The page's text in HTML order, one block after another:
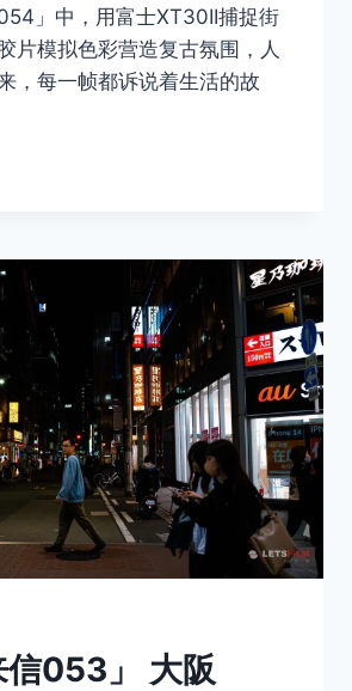
」中，用富士XT30II捕捉街
片模拟色彩营造复古氛围，人
，每一帧都诉说着生活的故
信053」 大阪